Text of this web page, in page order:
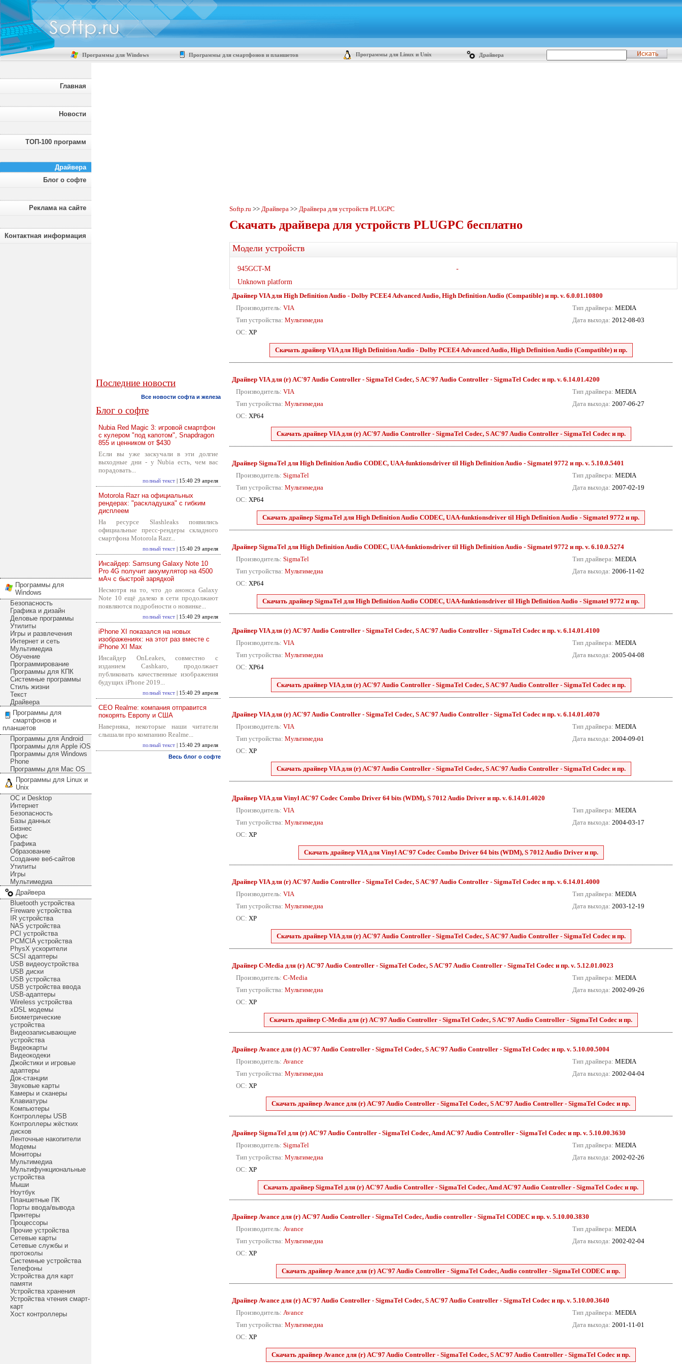
Программы для Windows Программы для смартфонов и планшетов Программы для Linux и Unix Драйвера
Главная
Новости
ТОП-100 программ
Драйвера
Блог о софте
Реклама на сайте
Контактная информация
Программы для
Windows
Безопасность
Графика и дизайн
Деловые программы
Утилиты
Игры и развлечения
Интернет и сеть
Мультимедиа
Обучение
Программирование
Программы для КПК
Системные программы
Стиль жизни
Текст
Драйвера
Программы для
смартфонов и
планшетов
Программы для Android
Программы для Apple iOS
Программы для Windows
Phone
Программы для Mac OS
Программы для Linux и
Unix
ОС и Desktop
Интернет
Безопасность
Базы данных
Бизнес
Офис
Графика
Образование
Создание веб-сайтов
Утилиты
Игры
Мультимедиа
Драйвера
Bluetooth устройства
Fireware устройства
IR устройства
NAS устройства
PCI устройства
PCMCIA устройства
PhysX ускорители
SCSI адаптеры
USB видеоустройства
USB диски
USB устройства
USB устройства ввода
USB-адаптеры
Wireless устройства
xDSL модемы
Биометрические
устройства
Видеозаписывающие
устройства
Видеокарты
Видеокодеки
Джойстики и игровые
адаптеры
Док-станции
Звуковые карты
Камеры и сканеры
Клавиатуры
Компьютеры
Контроллеры USB
Контроллеры жёстких
дисков
Ленточные накопители
Модемы
Мониторы
Мультимедиа
Мультифункциональные
устройства
Мыши
Ноутбук
Планшетные ПК
Порты ввода/вывода
Принтеры
Процессоры
Прочие устройства
Сетевые карты
Сетевые службы и
протоколы
Системные устройства
Телефоны
Устройства для карт
памяти
Устройства хранения
Устройства чтения смарт-
карт
Хост контроллеры
Последние новости
Все новости софта и железа
Блог о софте
Nubia Red Magic 3: игровой смартфон
с кулером "под капотом", Snapdragon
855 и ценником от $430
Если вы уже заскучали в эти долгие
выходные дни - у Nubia есть, чем вас
порадовать...
полный текст | 15:40 29 апреля
Motorola Razr на официальных
рендерах: "раскладушка" с гибким
дисплеем
На ресурсе Slashleaks появились
официальные пресс-рендеры складного
смартфона Motorola Razr...
полный текст | 15:40 29 апреля
Инсайдер: Samsung Galaxy Note 10
Pro 4G получит аккумулятор на 4500
мАч с быстрой зарядкой
Несмотря на то, что до анонса Galaxy
Note 10 ещё далеко в сети продолжают
появляются подробности о новинке...
полный текст | 15:40 29 апреля
iPhone XI показался на новых
изображениях: на этот раз вместе с
iPhone XI Max
Инсайдер OnLeakes, совместно с
изданием Cashkaro, продолжает
публиковать качественные изображения
будущих iPhone 2019...
полный текст | 15:40 29 апреля
CEO Realme: компания отправится
покорять Европу и США
Наверняка, некоторые наши читатели
слышали про компанию Realme...
полный текст | 15:40 29 апреля
Весь блог о софте
Softp.ru >> Драйвера >> Драйвера для устройств PLUGPC
Скачать драйвера для устройств PLUGPC бесплатно
Модели устройств
945GCT-M
-
Unknown platform
Драйвер VIA для High Definition Audio - Dolby PCEE4 Advanced Audio, High Definition Audio (Compatible) и пр. v. 6.0.01.10800
Производитель: VIA
Тип устройства: Мультимедиа
ОС: XP
Тип драйвера: MEDIA
Дата выхода: 2012-08-03
Скачать драйвер VIA для High Definition Audio - Dolby PCEE4 Advanced Audio, High Definition Audio (Compatible) и пр.
Драйвер VIA для (r) AC'97 Audio Controller - SigmaTel Codec, S AC'97 Audio Controller - SigmaTel Codec и пр. v. 6.14.01.4200
Производитель: VIA
Тип устройства: Мультимедиа
ОС: XP64
Тип драйвера: MEDIA
Дата выхода: 2007-06-27
Скачать драйвер VIA для (r) AC'97 Audio Controller - SigmaTel Codec, S AC'97 Audio Controller - SigmaTel Codec и пр.
Драйвер SigmaTel для High Definition Audio CODEC, UAA-funktionsdriver til High Definition Audio - Sigmatel 9772 и пр. v. 5.10.0.5401
Производитель: SigmaTel
Тип устройства: Мультимедиа
ОС: XP64
Тип драйвера: MEDIA
Дата выхода: 2007-02-19
Скачать драйвер SigmaTel для High Definition Audio CODEC, UAA-funktionsdriver til High Definition Audio - Sigmatel 9772 и пр.
Драйвер SigmaTel для High Definition Audio CODEC, UAA-funktionsdriver til High Definition Audio - Sigmatel 9772 и пр. v. 6.10.0.5274
Производитель: SigmaTel
Тип устройства: Мультимедиа
ОС: XP64
Тип драйвера: MEDIA
Дата выхода: 2006-11-02
Скачать драйвер SigmaTel для High Definition Audio CODEC, UAA-funktionsdriver til High Definition Audio - Sigmatel 9772 и пр.
Драйвер VIA для (r) AC'97 Audio Controller - SigmaTel Codec, S AC'97 Audio Controller - SigmaTel Codec и пр. v. 6.14.01.4100
Производитель: VIA
Тип устройства: Мультимедиа
ОС: XP64
Тип драйвера: MEDIA
Дата выхода: 2005-04-08
Скачать драйвер VIA для (r) AC'97 Audio Controller - SigmaTel Codec, S AC'97 Audio Controller - SigmaTel Codec и пр.
Драйвер VIA для (r) AC'97 Audio Controller - SigmaTel Codec, S AC'97 Audio Controller - SigmaTel Codec и пр. v. 6.14.01.4070
Производитель: VIA
Тип устройства: Мультимедиа
ОС: XP
Тип драйвера: MEDIA
Дата выхода: 2004-09-01
Скачать драйвер VIA для (r) AC'97 Audio Controller - SigmaTel Codec, S AC'97 Audio Controller - SigmaTel Codec и пр.
Драйвер VIA для Vinyl AC'97 Codec Combo Driver 64 bits (WDM), S 7012 Audio Driver и пр. v. 6.14.01.4020
Производитель: VIA
Тип устройства: Мультимедиа
ОС: XP
Тип драйвера: MEDIA
Дата выхода: 2004-03-17
Скачать драйвер VIA для Vinyl AC'97 Codec Combo Driver 64 bits (WDM), S 7012 Audio Driver и пр.
Драйвер VIA для (r) AC'97 Audio Controller - SigmaTel Codec, S AC'97 Audio Controller - SigmaTel Codec и пр. v. 6.14.01.4000
Производитель: VIA
Тип устройства: Мультимедиа
ОС: XP
Тип драйвера: MEDIA
Дата выхода: 2003-12-19
Скачать драйвер VIA для (r) AC'97 Audio Controller - SigmaTel Codec, S AC'97 Audio Controller - SigmaTel Codec и пр.
Драйвер C-Media для (r) AC'97 Audio Controller - SigmaTel Codec, S AC'97 Audio Controller - SigmaTel Codec и пр. v. 5.12.01.0023
Производитель: C-Media
Тип устройства: Мультимедиа
ОС: XP
Тип драйвера: MEDIA
Дата выхода: 2002-09-26
Скачать драйвер C-Media для (r) AC'97 Audio Controller - SigmaTel Codec, S AC'97 Audio Controller - SigmaTel Codec и пр.
Драйвер Avance для (r) AC'97 Audio Controller - SigmaTel Codec, S AC'97 Audio Controller - SigmaTel Codec и пр. v. 5.10.00.5004
Производитель: Avance
Тип устройства: Мультимедиа
ОС: XP
Тип драйвера: MEDIA
Дата выхода: 2002-04-04
Скачать драйвер Avance для (r) AC'97 Audio Controller - SigmaTel Codec, S AC'97 Audio Controller - SigmaTel Codec и пр.
Драйвер SigmaTel для (r) AC'97 Audio Controller - SigmaTel Codec, Amd AC'97 Audio Controller - SigmaTel Codec и пр. v. 5.10.00.3630
Производитель: SigmaTel
Тип устройства: Мультимедиа
ОС: XP
Тип драйвера: MEDIA
Дата выхода: 2002-02-26
Скачать драйвер SigmaTel для (r) AC'97 Audio Controller - SigmaTel Codec, Amd AC'97 Audio Controller - SigmaTel Codec и пр.
Драйвер Avance для (r) AC'97 Audio Controller - SigmaTel Codec, Audio controller - SigmaTel CODEC и пр. v. 5.10.00.3830
Производитель: Avance
Тип устройства: Мультимедиа
ОС: XP
Тип драйвера: MEDIA
Дата выхода: 2002-02-04
Скачать драйвер Avance для (r) AC'97 Audio Controller - SigmaTel Codec, Audio controller - SigmaTel CODEC и пр.
Драйвер Avance для (r) AC'97 Audio Controller - SigmaTel Codec, S AC'97 Audio Controller - SigmaTel Codec и пр. v. 5.10.00.3640
Производитель: Avance
Тип устройства: Мультимедиа
ОС: XP
Тип драйвера: MEDIA
Дата выхода: 2001-11-01
Скачать драйвер Avance для (r) AC'97 Audio Controller - SigmaTel Codec, S AC'97 Audio Controller - SigmaTel Codec и пр.